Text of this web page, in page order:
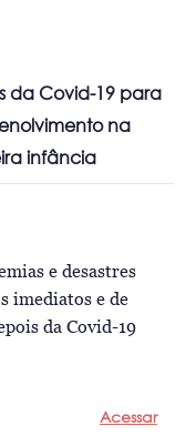
da Covid-19 para
na
infância
e desastres
imediatos e de
da Covid-19
Acessar